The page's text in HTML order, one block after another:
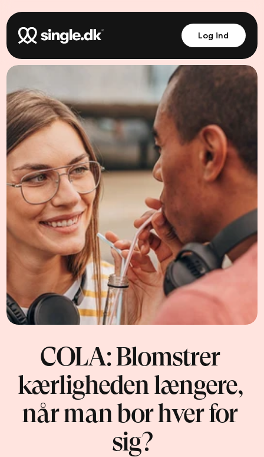
Log ind
COLA: Blomstrer
kærligheden længere,
når man bor hver for
sig?